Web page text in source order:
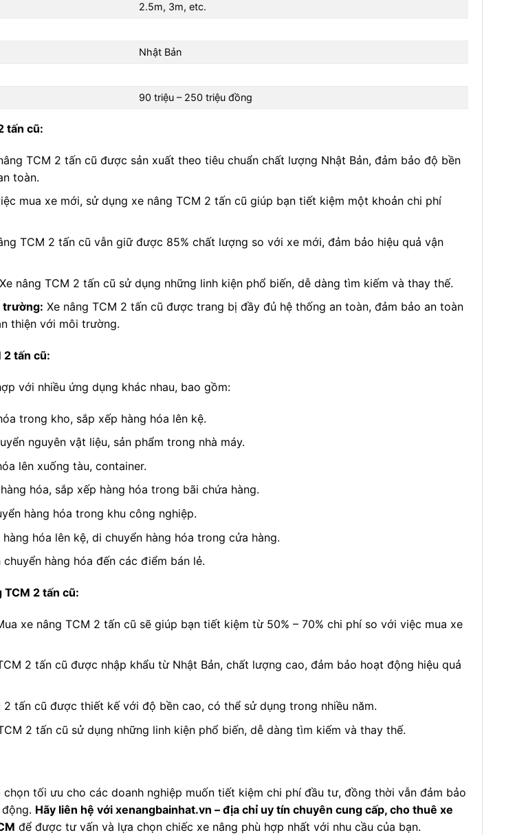
2.5m, 3m, etc.
Nhật Bản
90 triệu – 250 triệu đồng
tấn cũ:
TCM 2 tấn cũ được sản xuất theo tiêu chuẩn chất lượng Nhật Bản, đảm bảo độ bền
toàn.
mua xe mới, sử dụng xe nâng TCM 2 tấn cũ giúp bạn tiết kiệm một khoản chi phí
TCM 2 tấn cũ vẫn giữ được 85% chất lượng so với xe mới, đảm bảo hiệu quả vận
Xe nâng TCM 2 tấn cũ sử dụng những linh kiện phổ biến, dễ dàng tìm kiếm và thay thế.
trường: Xe nâng TCM 2 tấn cũ được trang bị đầy đủ hệ thống an toàn, đảm bảo an toàn
thiện với môi trường.
2 tấn cũ:
với nhiều ứng dụng khác nhau, bao gồm:
trong kho, sắp xếp hàng hóa lên kệ.
nguyên vật liệu, sản phẩm trong nhà máy.
lên xuống tàu, container.
hóa, sắp xếp hàng hóa trong bãi chứa hàng.
hàng hóa trong khu công nghiệp.
hàng hóa lên kệ, di chuyển hàng hóa trong cửa hàng.
chuyển hàng hóa đến các điểm bán lẻ.
TCM 2 tấn cũ:
xe nâng TCM 2 tấn cũ sẽ giúp bạn tiết kiệm từ 50% – 70% chi phí so với việc mua xe
2 tấn cũ được nhập khẩu từ Nhật Bản, chất lượng cao, đảm bảo hoạt động hiệu quả
2 tấn cũ được thiết kế với độ bền cao, có thể sử dụng trong nhiều năm.
2 tấn cũ sử dụng những linh kiện phổ biến, dễ dàng tìm kiếm và thay thế.
chọn tối ưu cho các doanh nghiệp muốn tiết kiệm chi phí đầu tư, đồng thời vẫn đảm bảo
Hãy liên hệ với xenangbainhat.vn – địa chỉ uy tín chuyên cung cấp, cho thuê xe
để được tư vấn và lựa chọn chiếc xe nâng phù hợp nhất với nhu cầu của bạn.